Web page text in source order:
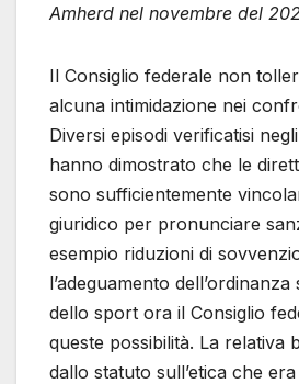
Amherd nel novembre del
Il Consiglio federale non
alcuna intimidazione nei
Diversi episodi verificatisi
hanno dimostrato che le
sono sufficientemente
giuridico per pronunciare
esempio riduzioni di
l’adeguamento
dello sport ora il Consiglio
queste possibilità. La relativa
dallo statuto sull’etica che